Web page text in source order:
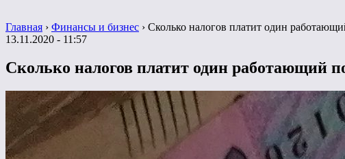
Главная › Финансы и бизнес › Сколько налогов платит один
13.11.2020 - 11:57
Сколько налогов платит один работающий